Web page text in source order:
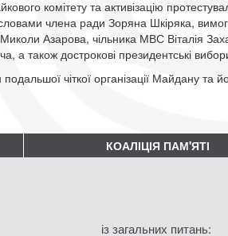
комітету та активізацію
члена ради Зоряна Шкіряка,
Миколи Азарова, чільника МВС Віталія
а також дострокові президентські
чіткої організації Майдану та
КОАЛІЦІЯ ПАМ'ЯТІ
із загальних питань: